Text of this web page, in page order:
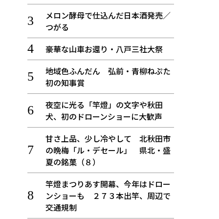
メロン酵母で仕込んだ日本酒発売／
つがる
豪華な山車お還り・八戸三社大祭
地域色ふんだん 弘前・青柳ねぷた
初の知事賞
夜空に光る「竿燈」の文字や秋田
犬、初のドローンショーに大歓声
甘さ上品、少し冷やして 北秋田市
の晩梅「ル・デセール」 県北・盛
夏の銘菓（８）
竿燈まつりあす開幕、今年はドロー
ンショーも ２７３本出竿、周辺で
交通規制